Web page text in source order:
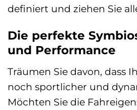
definiert und ziehen Sie
Die perfekte
und Performance
Träumen Sie davon, dass
noch sportlicher und
Möchten Sie die